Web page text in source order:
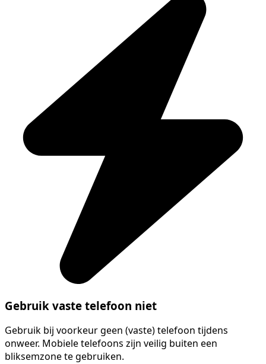
Gebruik vaste telefoon niet
Gebruik bij voorkeur geen (vaste) telefoon tijdens
onweer. Mobiele telefoons zijn veilig buiten een
bliksemzone te gebruiken.